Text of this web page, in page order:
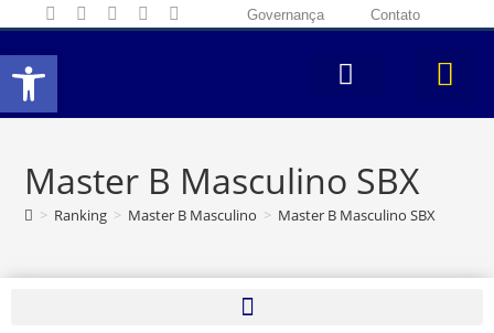
Abrir a barra de ferramentas
Governança Contato
Master B Masculino SBX
> Ranking > Master B Masculino > Master B Masculino SBX